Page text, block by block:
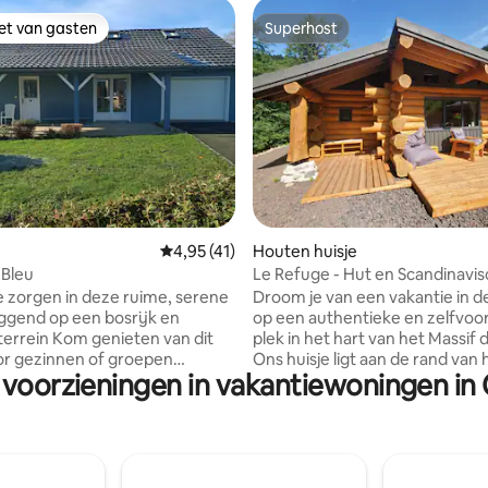
van 4,96 op 5, 156 recensies
van gasten
van gasten
Gemiddelde beoordeling van 4,95 op 5, 41
4,95 (41)
zorgen in deze ruime, serene
Kom genieten van dit
gezinnen of groepen
Haute Corrèze, op 10
Superhost
Superhost
Houten huisje
Le Refuge - Hut en
buiten het netwerk
Droom je van een vakantie in
op een authentieke en
plek in het hart van het Massif
Ons huisje ligt aan de rand van
aan de rand van een beek, aan
van de wandelpaden, op
huren van ons huisje is een
in vakantiewoningen in